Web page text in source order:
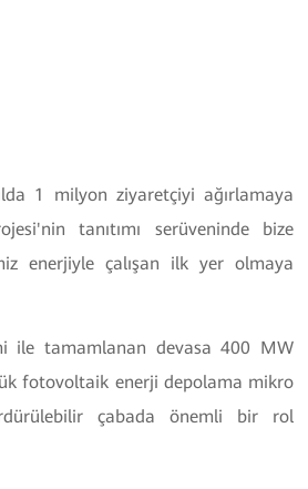
1 milyon ziyaretçiyi ağırlamaya
tanıtımı serüveninde bize
enerjiyle çalışan ilk yer olmaya
ile tamamlanan devasa 400 MW
fotovoltaik enerji depolama mikro
çabada önemli bir rol